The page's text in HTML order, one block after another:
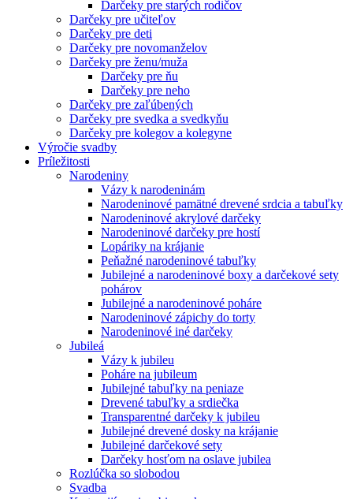
Darčeky pre starých rodičov
Darčeky pre učiteľov
Darčeky pre deti
Darčeky pre novomanželov
Darčeky pre ženu/muža
Darčeky pre ňu
Darčeky pre neho
Darčeky pre zaľúbených
Darčeky pre svedka a svedkyňu
Darčeky pre kolegov a kolegyne
Výročie svadby
Príležitosti
Narodeniny
Vázy k narodeninám
Narodeninové pamätné drevené srdcia a tabuľky
Narodeninové akrylové darčeky
Narodeninové darčeky pre hostí
Lopáriky na krájanie
Peňažné narodeninové tabuľky
Jubilejné a narodeninové boxy a darčekové sety
pohárov
Jubilejné a narodeninové poháre
Narodeninové zápichy do torty
Narodeninové iné darčeky
Jubileá
Vázy k jubileu
Poháre na jubileum
Jubilejné tabuľky na peniaze
Drevené tabuľky a srdiečka
Transparentné darčeky k jubileu
Jubilejné drevené dosky na krájanie
Jubilejné darčekové sety
Darčeky hosťom na oslave jubilea
Rozlúčka so slobodou
Svadba